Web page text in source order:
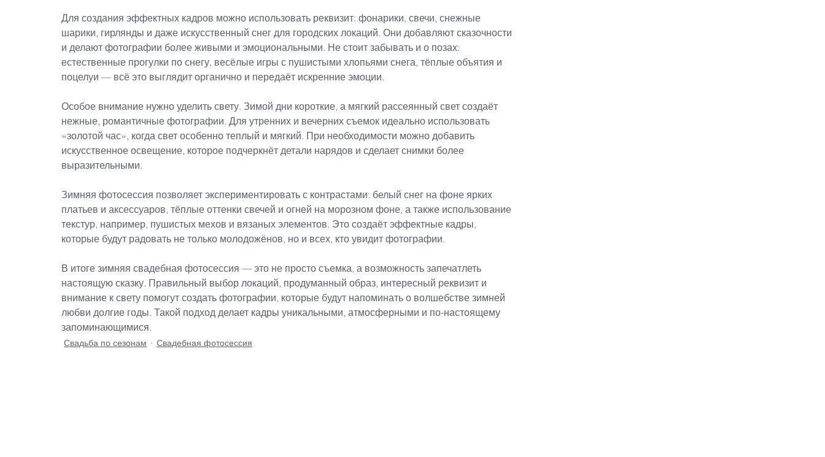
Для создания эффектных кадров можно использовать реквизит: фонарики, свечи, снежные
шарики, гирлянды и даже искусственный снег для городских локаций. Они добавляют сказочности
и делают фотографии более живыми и эмоциональными. Не стоит забывать и о позах:
естественные прогулки по снегу, весёлые игры с пушистыми хлопьями снега, тёплые объятия и
поцелуи — всё это выглядит органично и передаёт искренние эмоции.
Особое внимание нужно уделить свету. Зимой дни короткие, а мягкий рассеянный свет создаёт
нежные, романтичные фотографии. Для утренних и вечерних съемок идеально использовать
«золотой час», когда свет особенно теплый и мягкий. При необходимости можно добавить
искусственное освещение, которое подчеркнёт детали нарядов и сделает снимки более
выразительными.
Зимняя фотосессия позволяет экспериментировать с контрастами: белый снег на фоне ярких
платьев и аксессуаров, тёплые оттенки свечей и огней на морозном фоне, а также использование
текстур, например, пушистых мехов и вязаных элементов. Это создаёт эффектные кадры,
которые будут радовать не только молодожёнов, но и всех, кто увидит фотографии.
В итоге зимняя свадебная фотосессия — это не просто съемка, а возможность запечатлеть
настоящую сказку. Правильный выбор локаций, продуманный образ, интересный реквизит и
внимание к свету помогут создать фотографии, которые будут напоминать о волшебстве зимней
любви долгие годы. Такой подход делает кадры уникальными, атмосферными и по-настоящему
запоминающимися.
Свадьба по сезонам Свадебная фотосессия